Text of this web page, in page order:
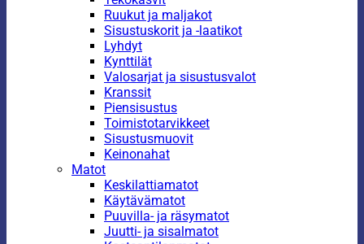
Ruukut ja maljakot
Sisustuskorit ja -laatikot
Lyhdyt
Kynttilät
Valosarjat ja sisustusvalot
Kranssit
Piensisustus
Toimistotarvikkeet
Sisustusmuovit
Keinonahat
Matot
Keskilattiamatot
Käytävämatot
Puuvilla- ja räsymatot
Juutti- ja sisalmatot